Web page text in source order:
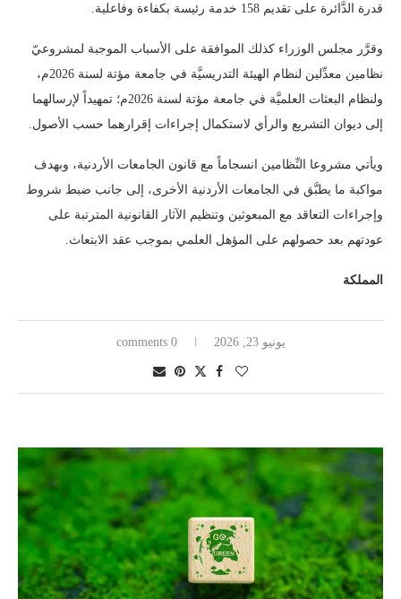
قدرة الدَّائرة على تقديم 158 خدمة رئيسة بكفاءة وفاعلية.
وقرَّر مجلس الوزراء كذلك الموافقة على الأسباب الموجبة لمشروعيّ
نظامين معدِّلين لنظام الهيئة التدريسيَّة في جامعة مؤتة لسنة 2026م،
ولنظام البعثات العلميَّة في جامعة مؤتة لسنة 2026م؛ تمهيداً لإرسالهما
إلى ديوان التشريع والرأي لاستكمال إجراءات إقرارهما حسب الأصول.
ويأتي مشروعا النِّظامين انسجاماً مع قانون الجامعات الأردنية، وبهدف
مواكبة ما يطبَّق في الجامعات الأردنية الأخرى، إلى جانب ضبط شروط
وإجراءات التعاقد مع المبعوثين وتنظيم الآثار القانونية المترتبة على
عودتهم بعد حصولهم على المؤهل العلمي بموجب عقد الابتعاث.
المملكة
يونيو 23, 2026 0 comments